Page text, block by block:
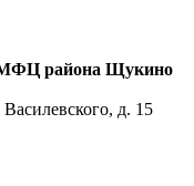
района Щукино
д. 15